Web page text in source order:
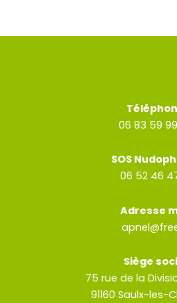
06 83 59
SOS
06 52 46
Adresse
Siège
75 rue de la
91160 Saulx-les-